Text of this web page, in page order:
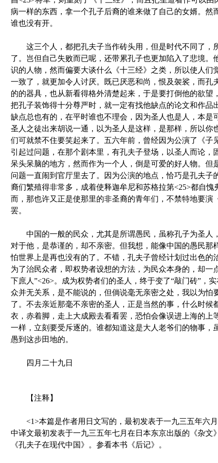
病一样的东西，拿一个孔子后裔的谁来做了自己的女婿。然
谁也没有开。
这三个人，都把孔夫子当作砖头用，但是时代不同了，
了。岂但自己失败而已呢，还带累孔子也更加陷入了悲境。
识的人物，然而偏要大谈什么《十三经》之类，所以使人们
一致了，就更加令人讨厌。既已厌恶和尚，恨及袈裟，而孔
的的器具，也从新看得格外清楚起来，于是要打倒他的欲望
把孔子装饰得十分尊严时，就一定有找他缺点的论文和作品
缺点总也有的，在平时谁也不理会，因为圣人也是人，本是
圣人之徒出来胡说一通，以为圣人是这样，是那样，所以你
们可就禁不住要笑起来了。五六年前，曾经因为公演了《子
引起过问题，在那个剧本里，有孔夫子登场，以圣人而论，
呆头呆脑的地方，然而作为一个人，倒是可爱的好人物。但
问题一直闹到官厅里去了。因为公演的地点，恰巧是孔夫子
裔们繁殖得非常多，成着使释迦牟尼和苏格拉第<25>都自愧
而，那也许又正是使那里的非圣裔的青年们，不禁特地要演
罢。
中国的一般的民众，尤其是所谓愚民，虽称孔子为圣人
对于他，是恭谨的，却不亲密。但我想，能像中国的愚民那
怕世界上是再也没有的了。不错，孔夫子曾经计划过出色的
为了治民众者，即权势者设想的方法，为民众本身的，却一
下庶人”<26>。成为权势者们的圣人，终于变了“敲门砖”，
众并无关系，是不能说的，但倘说毫无亲密之处，我以为怕
了。不去亲近那毫不亲密的圣人，正是当然的事，什么时候
衣，赤着脚，走上大成殿去看看罢，恐怕会像误进上海的上
一样，立刻要受斥逐的。谁都知道这是大人老爷们的物事，
愚到这步田地的。
四月二十九日
【注释】
<1>本篇是作者用日文写的，最初发表于一九三五年六
中译文最初发表于一九三五年七月在日本东京出版的《杂文
《孔夫子在现代中国》。参看本书《后记》。